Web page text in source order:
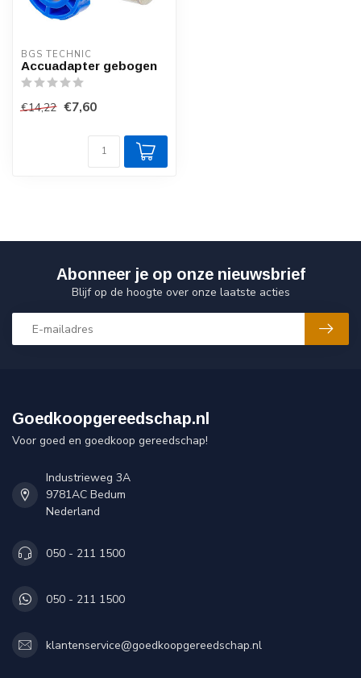
BGS TECHNIC
Accuadapter gebogen
€14,22 €7,60
Abonneer je op onze nieuwsbrief
Blijf op de hoogte over onze laatste acties
Goedkoopgereedschap.nl
Voor goed en goedkoop gereedschap!
Industrieweg 3A
9781AC Bedum
Nederland
050 - 211 1500
050 - 211 1500
klantenservice@goedkoopgereedschap.nl